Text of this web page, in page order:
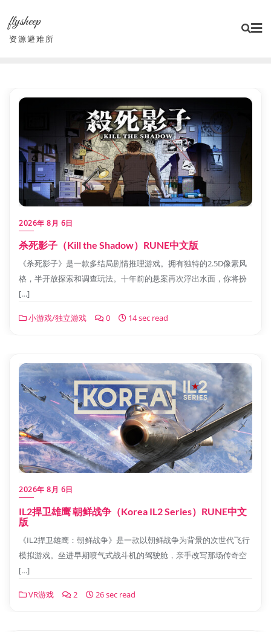
content
flysheep
资源避难所
2026年 8月 6日
杀死影子（Kill the Shadow）RUNE中文版
《杀死影子》是一款多结局剧情推理游戏。拥有独特的2.5D像素风
格，半开放探索和调查玩法。十年前的悬案再次浮出水面，你将扮
[…]
小游戏/独立游戏 0 14 sec read
2026年 8月 6日
IL2捍卫雄鹰 朝鲜战争（Korea IL2 Series）RUNE中文
版
《IL2捍卫雄鹰：朝鲜战争》是一款以朝鲜战争为背景的次世代飞行
模拟游戏。坐进早期喷气式战斗机的驾驶舱，亲手改写那场传奇空
[…]
VR游戏 2 26 sec read